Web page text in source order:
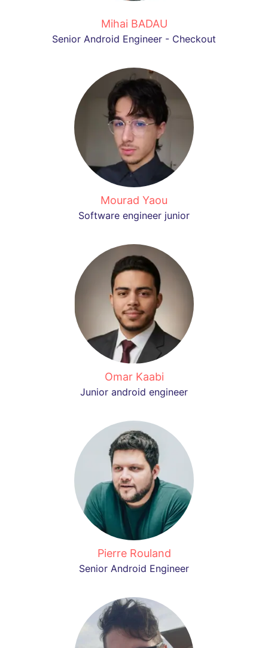
Mihai BADAU
Senior Android Engineer - Checkout
Mourad Yaou
Software engineer junior
Omar Kaabi
Junior android engineer
Pierre Rouland
Senior Android Engineer